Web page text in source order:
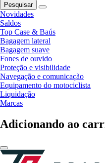
Pesquisar
Novidades
Saldos
Top Case & Baús
Bagagem lateral
Bagagem suave
Fones de ouvido
Proteção e visibilidade
Navegação e comunicação
Equipamento do motociclista
Liquidação
Marcas
Adicionando ao